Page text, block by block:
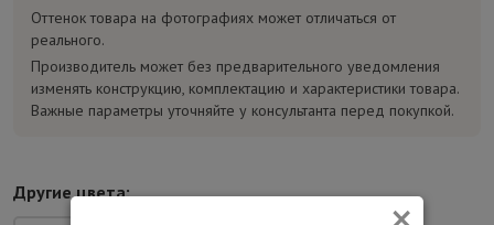
Оттенок товара на фотографиях может отличаться от
реального.
Производитель может без предварительного уведомления
изменять конструкцию, комплектацию и характеристики товара.
Важные параметры уточняйте у консультанта перед покупкой.
Другие цвета: